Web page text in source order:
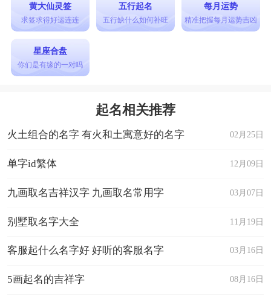
黄大仙灵签
求签求得好运连连
五行起名
五行缺什么如何补旺
每月运势
精准把握每月运势吉凶
星座合盘
你们是有缘的一对吗
起名相关推荐
02月25日
火土组合的名字 有火和土寓意好的名字
12月09日
单字id繁体
03月07日
九画取名吉祥汉字 九画取名常用字
11月19日
别墅取名字大全
03月16日
客服起什么名字好 好听的客服名字
08月16日
5画起名的吉祥字